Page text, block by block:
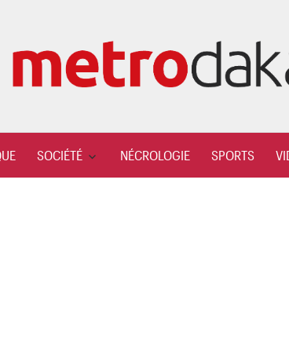
SOCIÉTÉ NÉCROLOGIE SPORTS